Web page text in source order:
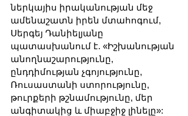
ներկայիս իրականության մեջ
ամենաշատն իրեն մտահոգում,
Սերգեյ Դանիելյանը
պատասխանում է. «Իշխանության
անողնաշարությունը,
ընդդիմության չգոյությունը,
Ռուսաստանի ստորությունը,
թուրքերի թշնամությունը, մեր
անգիտակից և միաբջիջ լինելը»: